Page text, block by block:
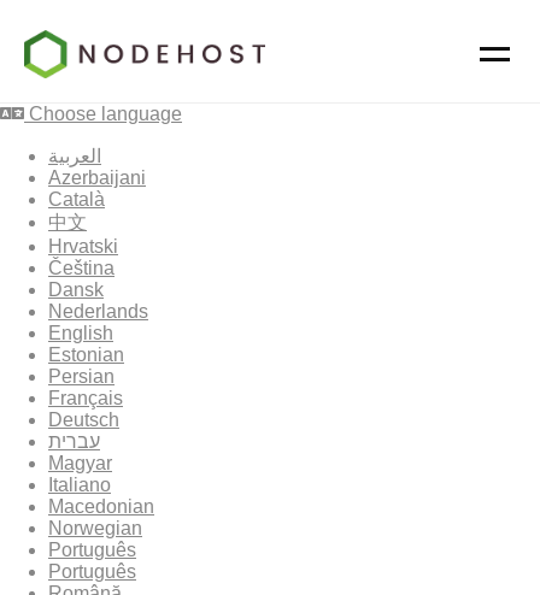
Choose language
العربية
Azerbaijani
Català
中文
Hrvatski
Čeština
Dansk
Nederlands
English
Estonian
Persian
Français
Deutsch
עברית
Magyar
Italiano
Macedonian
Norwegian
Português
Português